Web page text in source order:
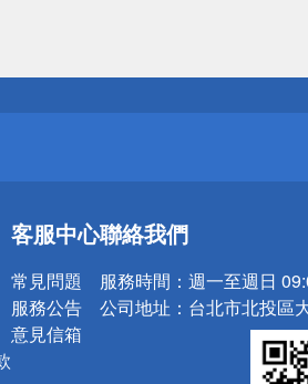
請小心！
請小心！
客服中心
常見問題
服務公告
意見信箱
聯絡我們
服務時間： 週一至週日
公司地址： 台北市北投區